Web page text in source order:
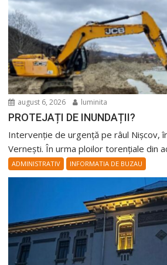
august 6, 2026 luminita
PROTEJAȚI DE INUNDAȚII?
Intervenție de urgență pe râul Nișcov,
Vernești. În urma ploilor torențiale din
ADMINISTRATIV INFORMATIA DE BUZAU